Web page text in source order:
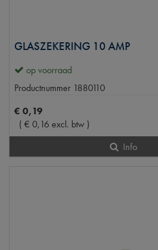
GLASZEKERING 10 AMP
op voorraad
Productnummer 1880110
€ 0,19
( €0,16 excl. btw )
Info